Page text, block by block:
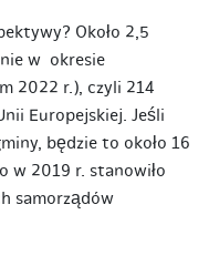
Około 2,5
w okresie
2022 r.), czyli 214
Europejskiej. Jeśli
będzie to około 16
w 2019 r. stanowiło
samorządów